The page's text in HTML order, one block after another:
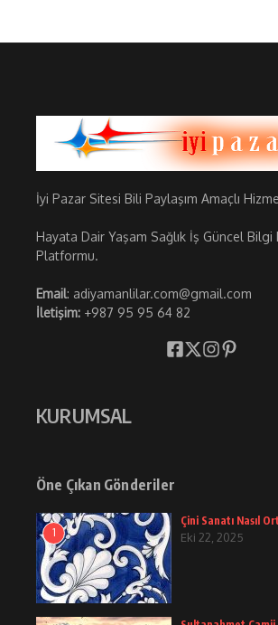
İyi Pazar Sitesi Bili Paylaşım Amaçlı
Hayata Dair Yaşam Sağlık İş Güncel Bilgi
Platformu.
Email: adiyamanlilar.com@gmail.com
İletişim: +987 95 95 64 82
KURUMSAL
Öne Çıkan Gönderiler
1
Çini Sanatı Nasıl
Eki 22, 2025